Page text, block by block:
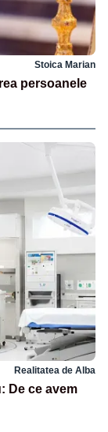
Stoica Marian
persoanele
Realitatea de Alba
De ce avem